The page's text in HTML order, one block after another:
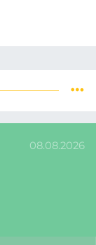
08.08.2026